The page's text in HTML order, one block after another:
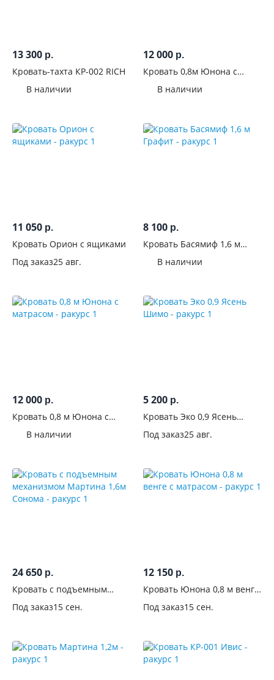
13 300 р.
Кровать-тахта КР-002 RICH
В наличии
12 000 р.
Кровать 0,8м Юнона с
В наличии
11 050 р.
Кровать Орион с ящиками
Под заказ25 авг.
8 100 р.
Кровать Басямиф 1,6 м
В наличии
12 000 р.
Кровать 0,8 м Юнона с
В наличии
5 200 р.
Кровать Эко 0,9 Ясень
Под заказ25 авг.
24 650 р.
Кровать с подъемным
Сонома
Под заказ15 сен.
12 150 р.
Кровать Юнона 0,8 м венге
Под заказ15 сен.
Для
кого
Стиль